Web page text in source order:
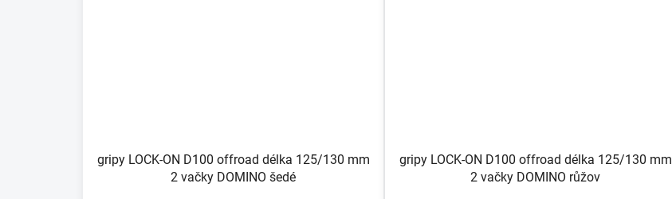
gripy LOCK-ON D100 offroad délka 125/130 mm
2 vačky DOMINO šedé
gripy LOCK-ON D100 offroad délka 125/130 mm
2 vačky DOMINO růžov